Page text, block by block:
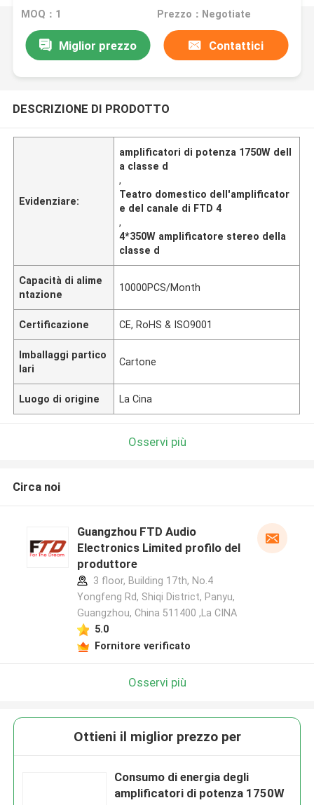
MOQ：1 Prezzo：Negotiate
Miglior prezzo Contattici
DESCRIZIONE DI PRODOTTO
Evidenziare:
amplificatori di potenza 1750W dell
a classe d
,
Teatro domestico dell'amplificator
e del canale di FTD 4
,
4*350W amplificatore stereo della
classe d
Capacità di alime
ntazione
10000PCS/Month
Certificazione CE, RoHS & ISO9001
Imballaggi partico
lari
Cartone
Luogo di origine La Cina
Osservi più
Circa noi
Guangzhou FTD Audio
Electronics Limited profilo del
produttore
3 floor, Building 17th, No.4
Yongfeng Rd, Shiqi District, Panyu,
Guangzhou, China 511400 ,La CINA
5.0
Fornitore verificato
Osservi più
Ottieni il miglior prezzo per
Consumo di energia degli
amplificatori di potenza 1750W